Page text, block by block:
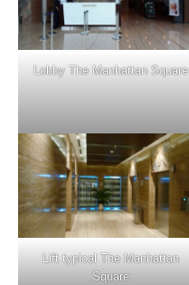
Lobby The Manhattan Square
Lift typical The Manhattan
Square